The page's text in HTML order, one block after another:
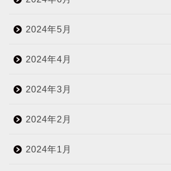
2024年5月
2024年4月
2024年3月
2024年2月
2024年1月